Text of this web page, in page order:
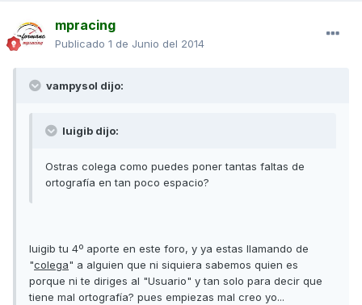
mpracing
Publicado 1 de Junio del 2014
vampysol dijo:
luigib dijo:
Ostras colega como puedes poner tantas faltas de
ortografía en tan poco espacio?
luigib tu 4º aporte en este foro, y ya estas llamando de
"colega" a alguien que ni siquiera sabemos quien es
porque ni te diriges al "Usuario" y tan solo para decir que
tiene mal ortografía? pues empiezas mal creo yo...